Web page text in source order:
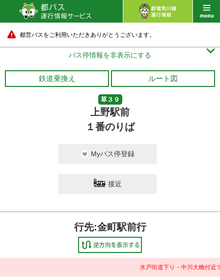
都営バスをご利用いただきありがとうございます。
バス停情報を非表示にする 
鉄道乗換え ルート図
草３９
上野駅前
１番のりば
Myバス停登録
接近
行先:金町駅前行
水戸街道下り・中川大橋付近